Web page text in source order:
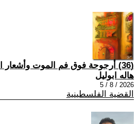
(36) أرجوحة فوق فم الموت وأشعار الركام
هاله ابوليل
2026 / 8 / 5
القضية الفلسطينية